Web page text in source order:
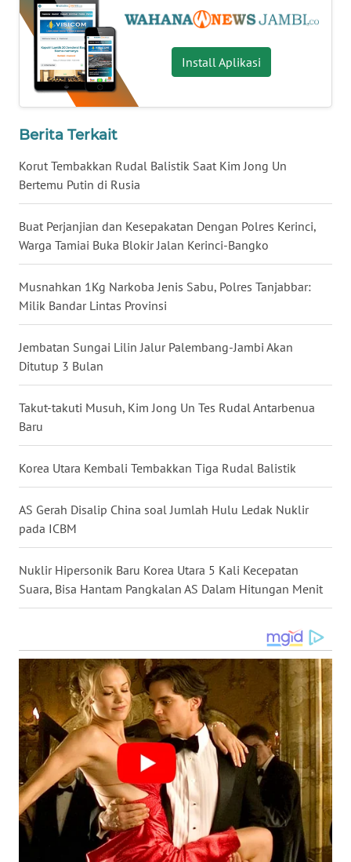
Install Aplikasi
Berita Terkait
Korut Tembakkan Rudal Balistik Saat Kim Jong Un
Bertemu Putin di Rusia
Buat Perjanjian dan Kesepakatan Dengan Polres Kerinci,
Warga Tamiai Buka Blokir Jalan Kerinci-Bangko
Musnahkan 1Kg Narkoba Jenis Sabu, Polres Tanjabbar:
Milik Bandar Lintas Provinsi
Jembatan Sungai Lilin Jalur Palembang-Jambi Akan
Ditutup 3 Bulan
Takut-takuti Musuh, Kim Jong Un Tes Rudal Antarbenua
Baru
Korea Utara Kembali Tembakkan Tiga Rudal Balistik
AS Gerah Disalip China soal Jumlah Hulu Ledak Nuklir
pada ICBM
Nuklir Hipersonik Baru Korea Utara 5 Kali Kecepatan
Suara, Bisa Hantam Pangkalan AS Dalam Hitungan Menit
SUMBAR
WN
SUMSEL
WN
BENGKULU
WN
LAMPUNG
WN
JATENG
WN
NUSANTARA
WN
JATIM
BALI
WN
KALBAR
WN
KALTENG
KALTARA
WN
KALSEL
WN
KALTIM
SULSEL